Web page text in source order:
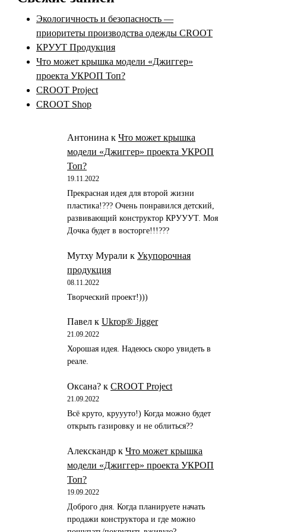
Экологичность и безопасность —
приоритеты производства одежды CROOT
КРУУТ Продукция
Что может крышка модели «Джиггер»
проекта УКРОП Топ?
CROOT Project
CROOT Shop
Антонина к Что может крышка
модели «Джиггер» проекта УКРОП
Топ?
19.11.2022
Прекрасная идея для второй жизни
пластика!??? Очень понравился детский,
развивающий конструктор КРУУУТ. Моя
Дочка будет в восторге!!!???
Мутху Мурали к Укупорочная
продукция
08.11.2022
Творческий проект!)))
Павел к Ukrop® Jigger
21.09.2022
Хорошая идея. Надеюсь скоро увидеть в
реале.
Оксана? к CROOT Project
21.09.2022
Всё круто, круууто!) Когда можно будет
открыть газировку и не облиться??
Алекскандр к Что может крышка
модели «Джиггер» проекта УКРОП
Топ?
19.09.2022
Доброго дня. Когда планируете начать
продажи конструктора и где можно